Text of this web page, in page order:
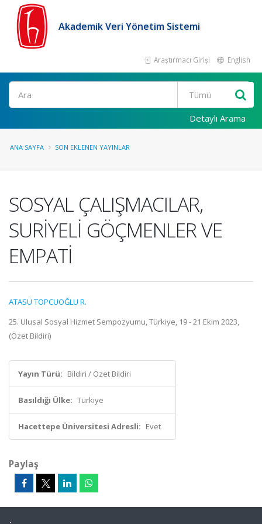
Akademik Veri Yönetim Sistemi
Araştırmacı Girişi English
Ara
Detaylı Arama
ANA SAYFA SON EKLENEN YAYINLAR
SOSYAL ÇALIŞMACILAR,
SURİYELİ GÖÇMENLER VE
EMPATİ
ATASÜ TOPCUOĞLU R.
25. Ulusal Sosyal Hizmet Sempozyumu, Türkiye, 19 - 21 Ekim 2023,
(Özet Bildiri)
Yayın Türü: Bildiri / Özet Bildiri
Basıldığı Ülke: Türkiye
Hacettepe Üniversitesi Adresli: Evet
Paylaş